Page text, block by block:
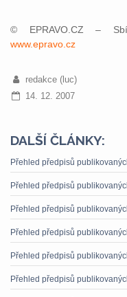
© EPRAVO.CZ –
www.epravo.cz
redakce (luc)
14. 12. 2007
DALŠÍ ČLÁNKY:
Přehled předpisů
Přehled předpisů
Přehled předpisů
Přehled předpisů
Přehled předpisů
Přehled předpisů